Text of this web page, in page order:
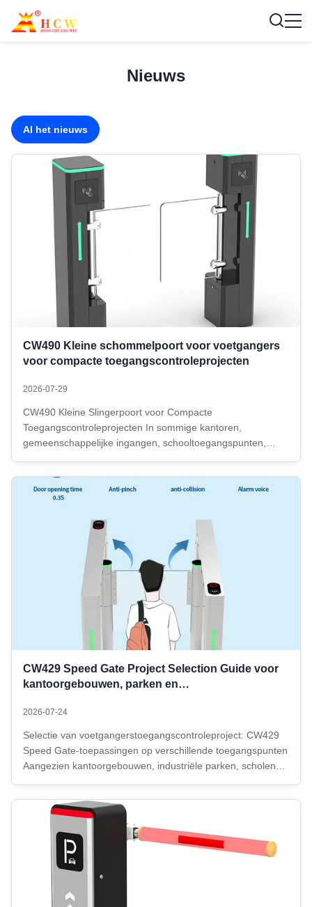
Nieuws
Al het nieuws
CW490 Kleine schommelpoort voor voetgangers
voor compacte toegangscontroleprojecten
2026-07-29
CW490 Kleine Slingerpoort voor Compacte
Toegangscontroleprojecten In sommige kantoren,
gemeenschappelijke ingangen, schooltoegangspunten,
beschikbare installatieruimte vaak beperkt. Een standaard
draaideur met lange kast kan te veel ruimte innemen ...
CW429 Speed Gate Project Selection Guide voor
kantoorgebouwen, parken en
2026-07-24
Selectie van voetgangerstoegangscontroleproject: CW429
Speed Gate-toepassingen op verschillende toegangspunten
Aangezien kantoorgebouwen, industriële parken, scholen
focus van de selectie van ...